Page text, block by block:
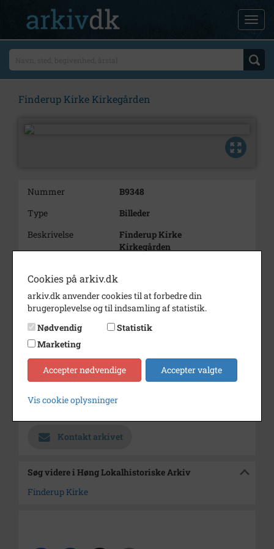
Finderup Kirke Kirkegården
Nummer
B9348
Type
Billeder
Beskrivelse
Finderup Kirke
Kirkegården
Dateringsnote
2005
Fotograf
Ukendt
Se på kort
Enhed
Finderup Sogn (Kalundborg
Kontakt arkivet
Søg videre i Høng Lokalhistoriske Arkiv
Finderup Kirke
Cookies på arkiv.dk
arkiv.dk anvender cookies til at forbedre din
brugeroplevelse og til indsamling af statistik.
Nødvendig
Statistik
Marketing
Accepter nødvendige Accepter valgte
Vis cookie oplysninger